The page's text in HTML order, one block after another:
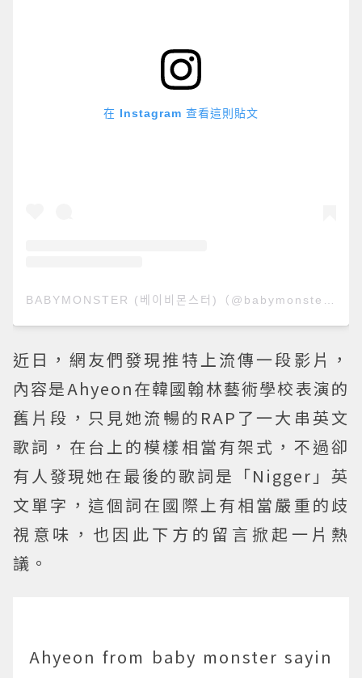
在 Instagram 查看這則貼文
近日，網友們發現推特上流傳一段影片，
內容是Ahyeon在韓國翰林藝術學校表演的
舊片段，只見她流暢的RAP了一大串英文
歌詞，在台上的模樣相當有架式，不過卻
有人發現她在最後的歌詞是「Nigger」英
文單字，這個詞在國際上有相當嚴重的歧
視意味，也因此下方的留言掀起一片熱
議。
Ahyeon from baby monster sayin